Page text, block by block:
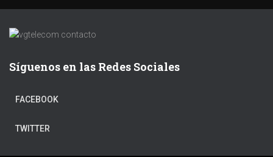
Síguenos en las Redes Sociales
FACEBOOK
TWITTER